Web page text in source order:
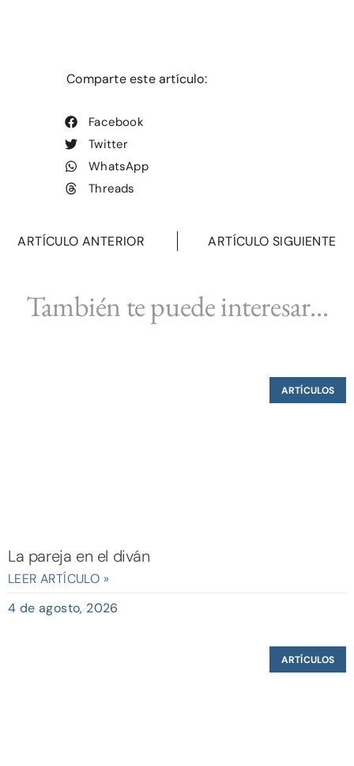
Comparte este artículo:
Facebook
Twitter
WhatsApp
Threads
ARTÍCULO ANTERIOR ARTÍCULO SIGUIENTE
También te puede interesar...
ARTÍCULOS
La pareja en el diván
LEER ARTÍCULO »
4 de agosto, 2026
ARTÍCULOS